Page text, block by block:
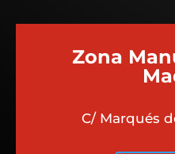
Zona
C/ Marqués